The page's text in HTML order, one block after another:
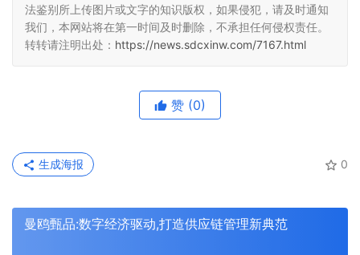
法鉴别所上传图片或文字的知识版权，如果侵犯，请及时通知
我们，本网站将在第一时间及时删除，不承担任何侵权责任。
转转请注明出处： https://news.sdcxinw.com/7167.html
赞 (0)
0
生成海报
曼鸥甄品:数字经济驱动,打造供应链管理新典范